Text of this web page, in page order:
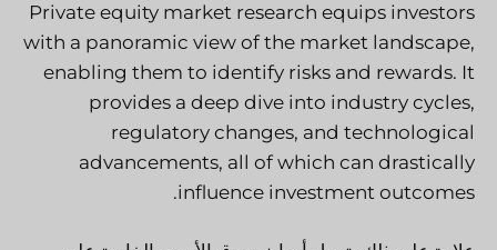
Private equity market research equips investors
with a panoramic view of the market landscape,
enabling them to identify risks and rewards. It
provides a deep dive into industry cycles,
regulatory changes, and technological
advancements, all of which can drastically
influence investment outcomes.